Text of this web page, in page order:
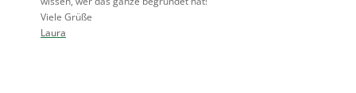
Viele Grüße
Laura